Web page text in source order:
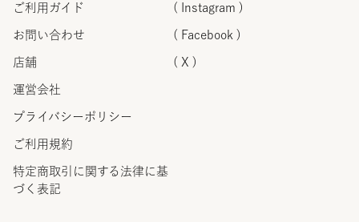
ご利用ガイド
お問い合わせ
店舗
運営会社
プライバシーポリシー
ご利用規約
特定商取引に関する法律に 基
づく表記
( Instagram )
( Facebook )
( X )